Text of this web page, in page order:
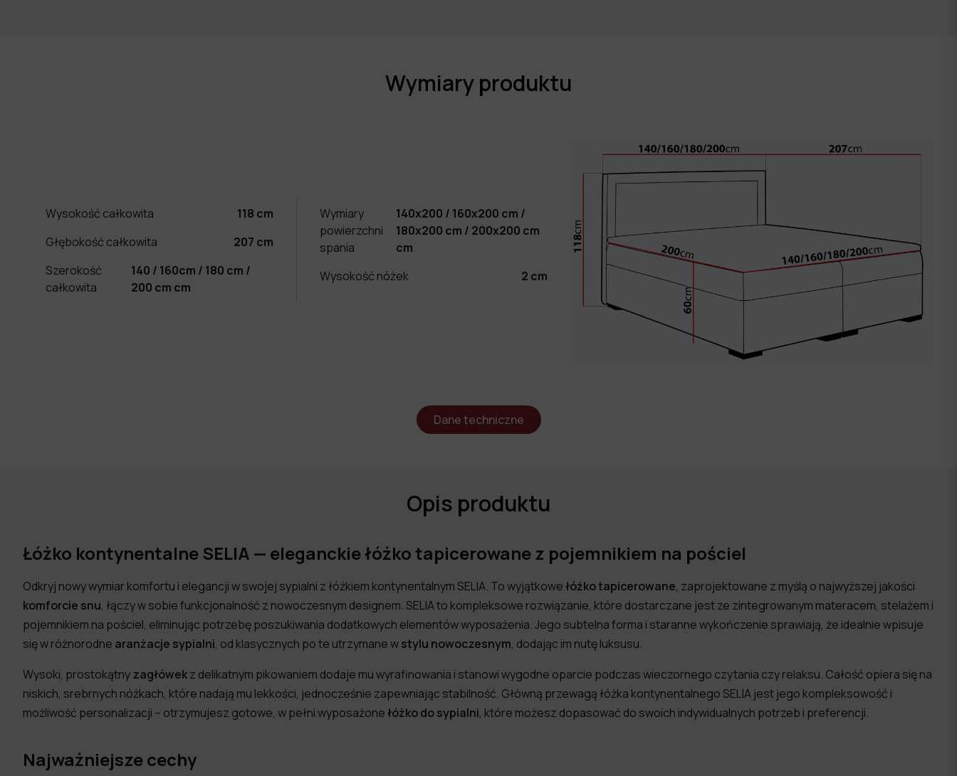
Wymiary produktu
Wysokość całkowita 118 cm
Głębokość całkowita
207 cm
Szerokość
całkowita
140 / 160cm / 180 cm /
200 cm cm
Wymiary
powierzchni
spania
140x200 / 160x200 cm /
180x200 cm / 200x200 cm
cm
Wysokość nóżek
2 cm
Dane techniczne
Opis produktu
Łóżko kontynentalne SELIA — eleganckie łóżko tapicerowane z pojemnikiem na pościel
Odkryj nowy wymiar komfortu i elegancji w swojej sypialni z łóżkiem kontynentalnym SELIA. To wyjątkowełóżko tapicerowane, zaprojektowane z myślą o najwyższej jakości
komforcie snu, łączy w sobie funkcjonalność z nowoczesnym designem. SELIA to kompleksowe rozwiązanie, które dostarczane jest ze zintegrowanym materacem, stelażem i
pojemnikiem na pościel, eliminując potrzebę poszukiwania dodatkowych elementów wyposażenia. Jego subtelna forma i staranne wykończenie sprawiają, że idealnie wpisuje
się w różnorodne aranżacje sypialni, od klasycznych po te utrzymane wstylu nowoczesnym, dodając im nutę luksusu.
Wysoki, prostokątnyzagłówekz delikatnym pikowaniem dodaje mu wyrafinowania i stanowi wygodne oparcie podczas wieczornego czytania czy relaksu. Całość opiera się na
niskich, srebrnych nóżkach, które nadają mu lekkości, jednocześnie zapewniając stabilność. Główną przewagą łóżka kontynentalnego SELIA jest jego kompleksowość i
możliwość personalizacji – otrzymujesz gotowe, w pełni wyposażonełóżko do sypialni, które możesz dopasować do swoich indywidualnych potrzeb i preferencji.
Najważniejsze cechy